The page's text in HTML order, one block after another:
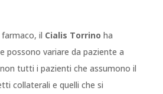
il Cialis Torrino ha
possono variare da paziente a
tutti i pazienti che assumono il
collaterali e quelli che si